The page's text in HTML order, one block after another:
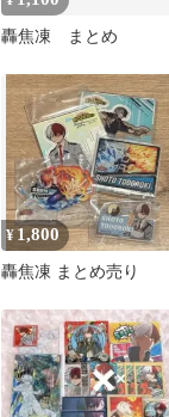
轟焦凍 まとめ
¥ 1,800
轟焦凍 まとめ売り